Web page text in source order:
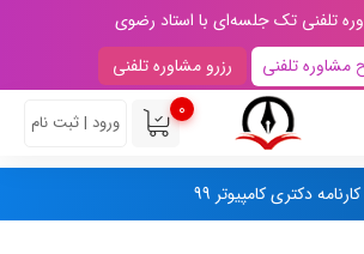
تلفنی تک جلسه‌ای با استاد رضوی
مشاوره تلفنی
رزرو مشاوره تلفنی
0
ورود | ثبت نام
کارنامه‌ دکتری کامپیوتر 99